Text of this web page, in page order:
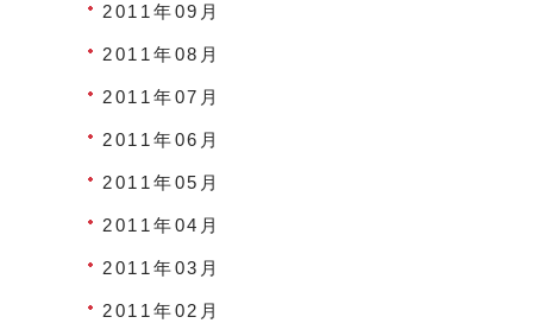
2011年09月
2011年08月
2011年07月
2011年06月
2011年05月
2011年04月
2011年03月
2011年02月